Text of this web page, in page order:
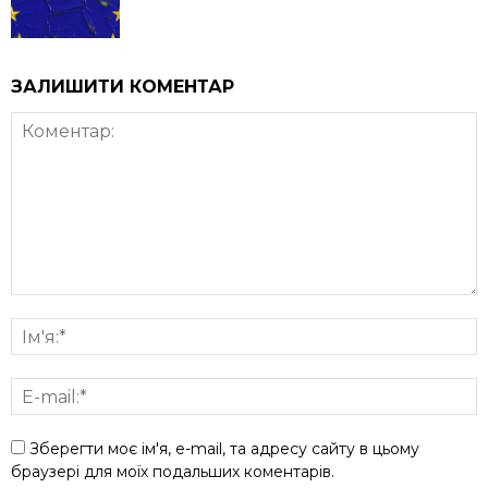
ЗАЛИШИТИ КОМЕНТАР
Зберегти моє ім'я, e-mail, та адресу сайту в цьому
браузері для моїх подальших коментарів.